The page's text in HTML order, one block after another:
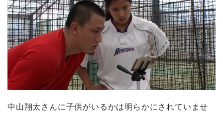
中山翔太さんに子供がいるかは明らかにされていませ